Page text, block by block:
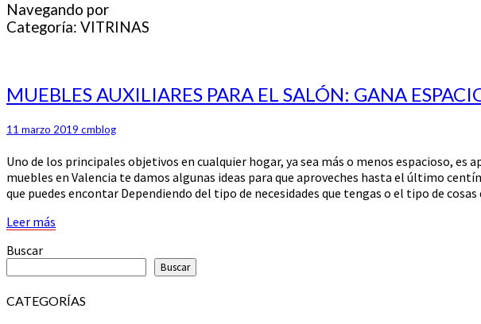
Navegando por
Categoría: VITRINAS
MUEBLES
AUXILIARES
EL
GANA
ESPACIO
PARA
ALMACENAR
MUEBLES AUXILIARES PARA EL SALÓN: GANA
11 marzo 2019 cmblog
Uno de los principales objetivos en cualquier hogar, ya sea más o menos espacioso,
muebles en Valencia te damos algunas ideas para que aproveches hasta el último
que puedes encontar Dependiendo del tipo de necesidades que tengas o el tipo de
Leer más
Buscar
Buscar
CATEGORÍAS